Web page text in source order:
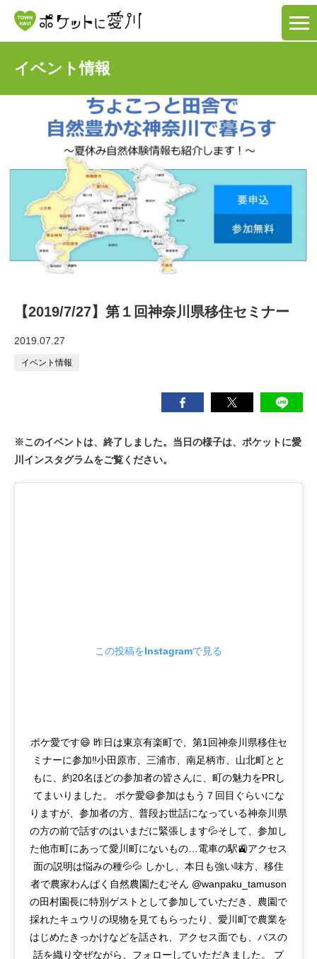
イベント情報
【2019/7/27】第１回神奈川県移住セミナー
2019.07.27
イベント情報
※このイベントは、終了しました。当日の様子は、ポケットに愛
川インスタグラムをご覧ください。
この投稿をInstagramで見る
ポケ愛です😄 昨日は東京有楽町で、第1回神奈川県移住セ
ミナーに参加‼️小田原市、三浦市、南足柄市、山北町とと
もに、約20名ほどの参加者の皆さんに、町の魅力をPRし
てまいりました。 ポケ愛😄参加はもう７回目ぐらいにな
りますが、参加者の方、普段お世話になっている神奈川県
の方の前で話すのはいまだに緊張します💦そして、参加し
た他市町にあって愛川町にないもの…電車の駅🚉アクセス
面の説明は悩みの種💦💦 しかし、本日も強い味方、移住
者で農家わんぱく自然農園たむそん @wanpaku_tamuson
の田村園長に特別ゲストとして参加していただき、農園で
採れたキュウリの現物を見てもらったり、愛川町で農業を
はじめたきっかけなどを話され、アクセス面でも、バスの
話を織り交ぜながら、フォローしていただきました。 プ